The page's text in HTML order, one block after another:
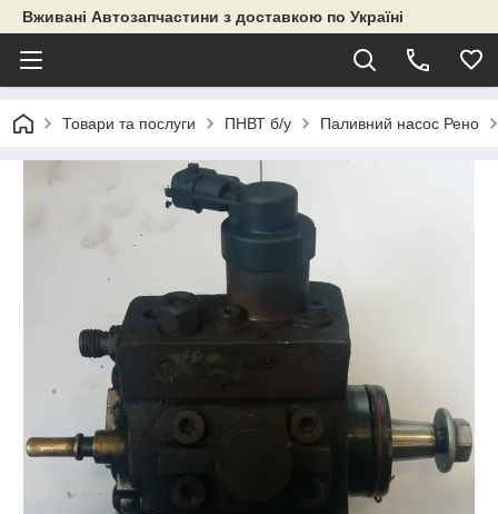
Вживані Автозапчастини з доставкою по Україні
Товари та послуги ПНВТ б/у Паливний насос Рено